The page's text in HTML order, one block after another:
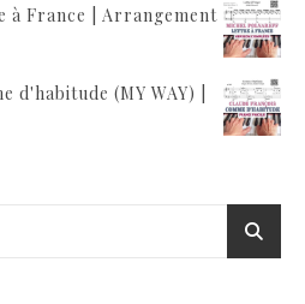
France | Arrangement
d'habitude (MY WAY) |